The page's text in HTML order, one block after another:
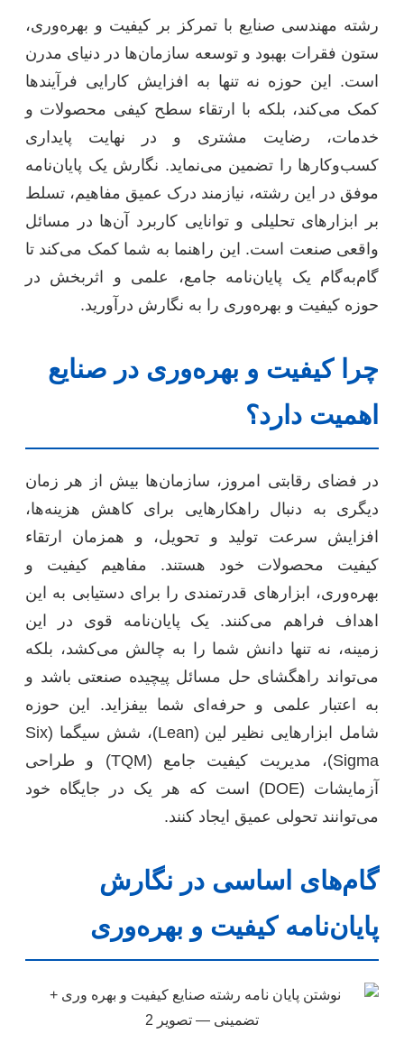
رشته مهندسی صنایع با تمرکز بر کیفیت و بهره‌وری،
ستون فقرات بهبود و توسعه سازمان‌ها در دنیای مدرن
است. این حوزه نه تنها به افزایش کارایی فرآیندها
کمک می‌کند، بلکه با ارتقاء سطح کیفی محصولات و
خدمات، رضایت مشتری و در نهایت پایداری
کسب‌وکارها را تضمین می‌نماید. نگارش یک پایان‌نامه
موفق در این رشته، نیازمند درک عمیق مفاهیم، تسلط
بر ابزارهای تحلیلی و توانایی کاربرد آن‌ها در مسائل
واقعی صنعت است. این راهنما به شما کمک می‌کند تا
گام‌به‌گام یک پایان‌نامه جامع، علمی و اثربخش در
حوزه کیفیت و بهره‌وری را به نگارش درآورید.
چرا کیفیت و بهره‌وری در صنایع
اهمیت دارد؟
در فضای رقابتی امروز، سازمان‌ها بیش از هر زمان
دیگری به دنبال راهکارهایی برای کاهش هزینه‌ها،
افزایش سرعت تولید و تحویل، و همزمان ارتقاء
کیفیت محصولات خود هستند. مفاهیم کیفیت و
بهره‌وری، ابزارهای قدرتمندی را برای دستیابی به این
اهداف فراهم می‌کنند. یک پایان‌نامه قوی در این
زمینه، نه تنها دانش شما را به چالش می‌کشد، بلکه
می‌تواند راهگشای حل مسائل پیچیده صنعتی باشد و
به اعتبار علمی و حرفه‌ای شما بیفزاید. این حوزه
شامل ابزارهایی نظیر لین (Lean)، شش سیگما (Six
Sigma)، مدیریت کیفیت جامع (TQM) و طراحی
آزمایشات (DOE) است که هر یک در جایگاه خود
می‌توانند تحولی عمیق ایجاد کنند.
گام‌های اساسی در نگارش
پایان‌نامه کیفیت و بهره‌وری